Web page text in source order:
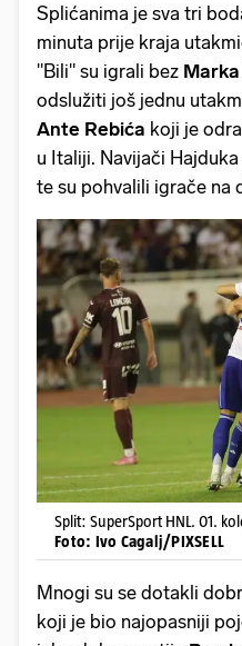
Splićanima je sva tri
minuta prije kraja
"Bili" su igrali bez
odslužiti još jednu
Ante Rebića koji je
u Italiji. Navijači
te su pohvalili igrače na
Split: SuperSport HNL. 01.
Foto: Ivo Cagalj/PIXSELL
Mnogi su se dotakli
koji je bio najopasniji